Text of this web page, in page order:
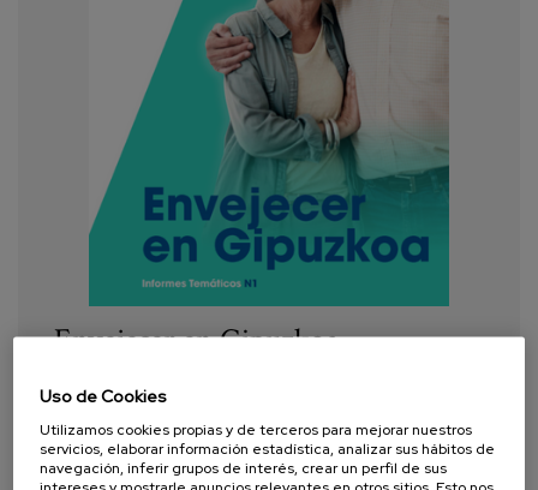
Envejecer en Gipuzkoa
Año:2022
Autor:Marsillas, S., Del Barrio, E.
Uso de Cookies
Utilizamos cookies propias y de terceros para mejorar nuestros
servicios, elaborar información estadística, analizar sus hábitos de
navegación, inferir grupos de interés, crear un perfil de sus